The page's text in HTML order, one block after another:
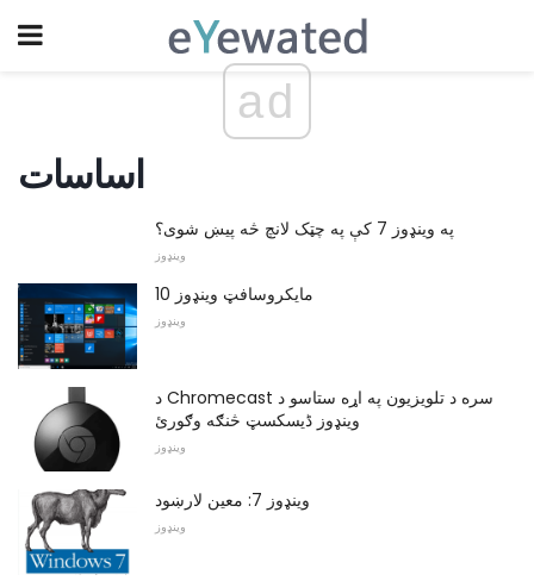
ad
اساسات
په وینډوز 7 کې په چټک لانچ څه پیښ شوی؟
وینډوز
مایکروسافټ وینډوز 10
وینډوز
د Chromecast سره د تلویزیون په اړه ستاسو د
وينډوز ڈیسکسټ څنګه وګورئ
وینډوز
وینډوز 7: معین لارښود
وینډوز